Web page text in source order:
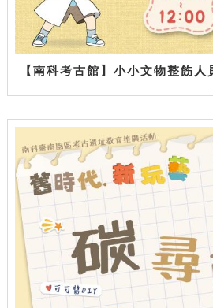
【南科考古館】小小文物整飭人